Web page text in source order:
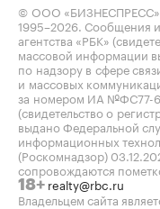
© ООО
1995–2026 . Сообщения
агентства «РБК»
массовой информации
по надзору в сфере
и массовых
за номером ИА №ФС77-
(свидетельство о
выдано Федеральной
информационных
(Роскомнадзор)
сопровождаются
18+ realty@rbc.ru
Владельцем сайта